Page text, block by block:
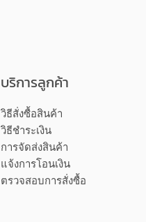
บริการลูกค้า
วิธีสั่งซื้อสินค้า
วิธีชำระเงิน
การจัดส่งสินค้า
แจ้งการโอนเงิน
ตรวจสอบการสั่งซื้อ